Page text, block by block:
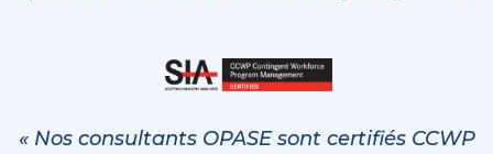
« Nos consultants OPASE sont certifiés CCWP